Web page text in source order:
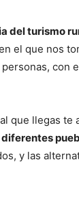
del turismo
el que nos
con
que llegas te
y las